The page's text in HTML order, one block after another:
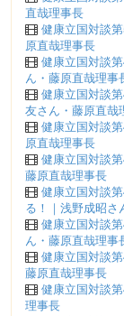
直哉理事長
健康立国対談
原直哉理事長
健康立国対談
ん・藤原直哉理事
健康立国対談
友さん・藤原直哉
健康立国対談
原直哉理事長
健康立国対談
藤原直哉理事長
健康立国対談
る！｜浅野成昭さ
健康立国対談
ん・藤原直哉理事
健康立国対談
藤原直哉理事長
健康立国対談
理事長